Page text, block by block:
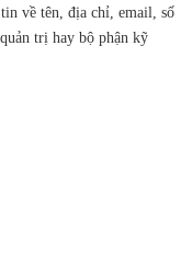
về tên, địa chỉ, email, số
trị hay bộ phận kỹ